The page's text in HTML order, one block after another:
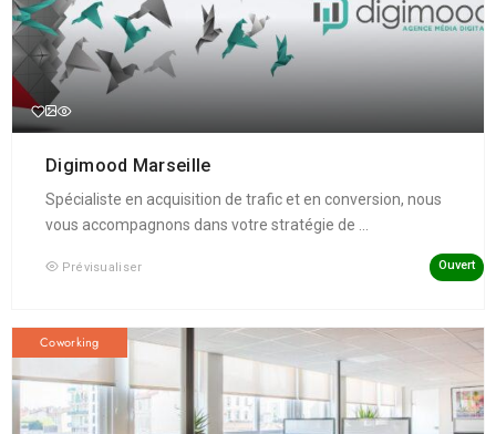
Digimood Marseille
Spécialiste en acquisition de trafic et en conversion, nous
vous accompagnons dans votre stratégie de ...
Prévisualiser Ouvert
Coworking